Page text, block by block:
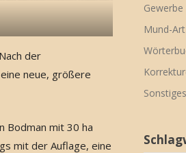
der
neue, größere
Bodman mit 30 ha
mit der Auflage, eine
Gewerbe
Mund-Art
Sonstiges